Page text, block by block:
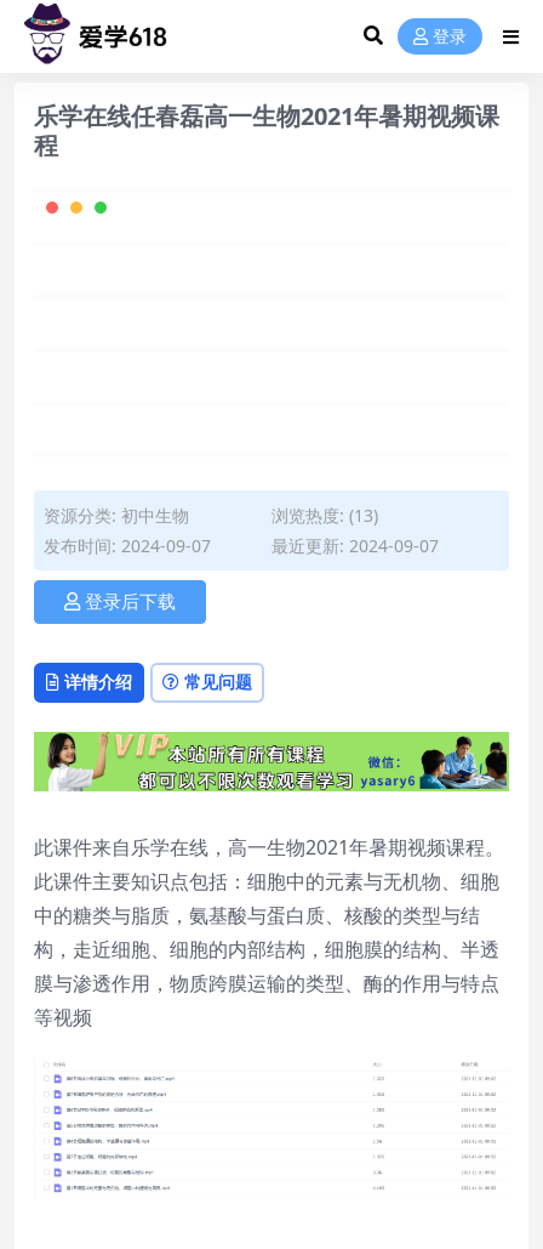
登录
乐学在线任春磊高一生物2021年暑期视频课
程
资源分类: 初中生物
浏览热度: (13)
发布时间: 2024-09-07
最近更新: 2024-09-07
登录后下载
详情介绍 常见问题
此课件来自乐学在线，高一生物2021年暑期视频课程。
此课件主要知识点包括：细胞中的元素与无机物、细胞
中的糖类与脂质，氨基酸与蛋白质、核酸的类型与结
构，走近细胞、细胞的内部结构，细胞膜的结构、半透
膜与渗透作用，物质跨膜运输的类型、酶的作用与特点
等视频